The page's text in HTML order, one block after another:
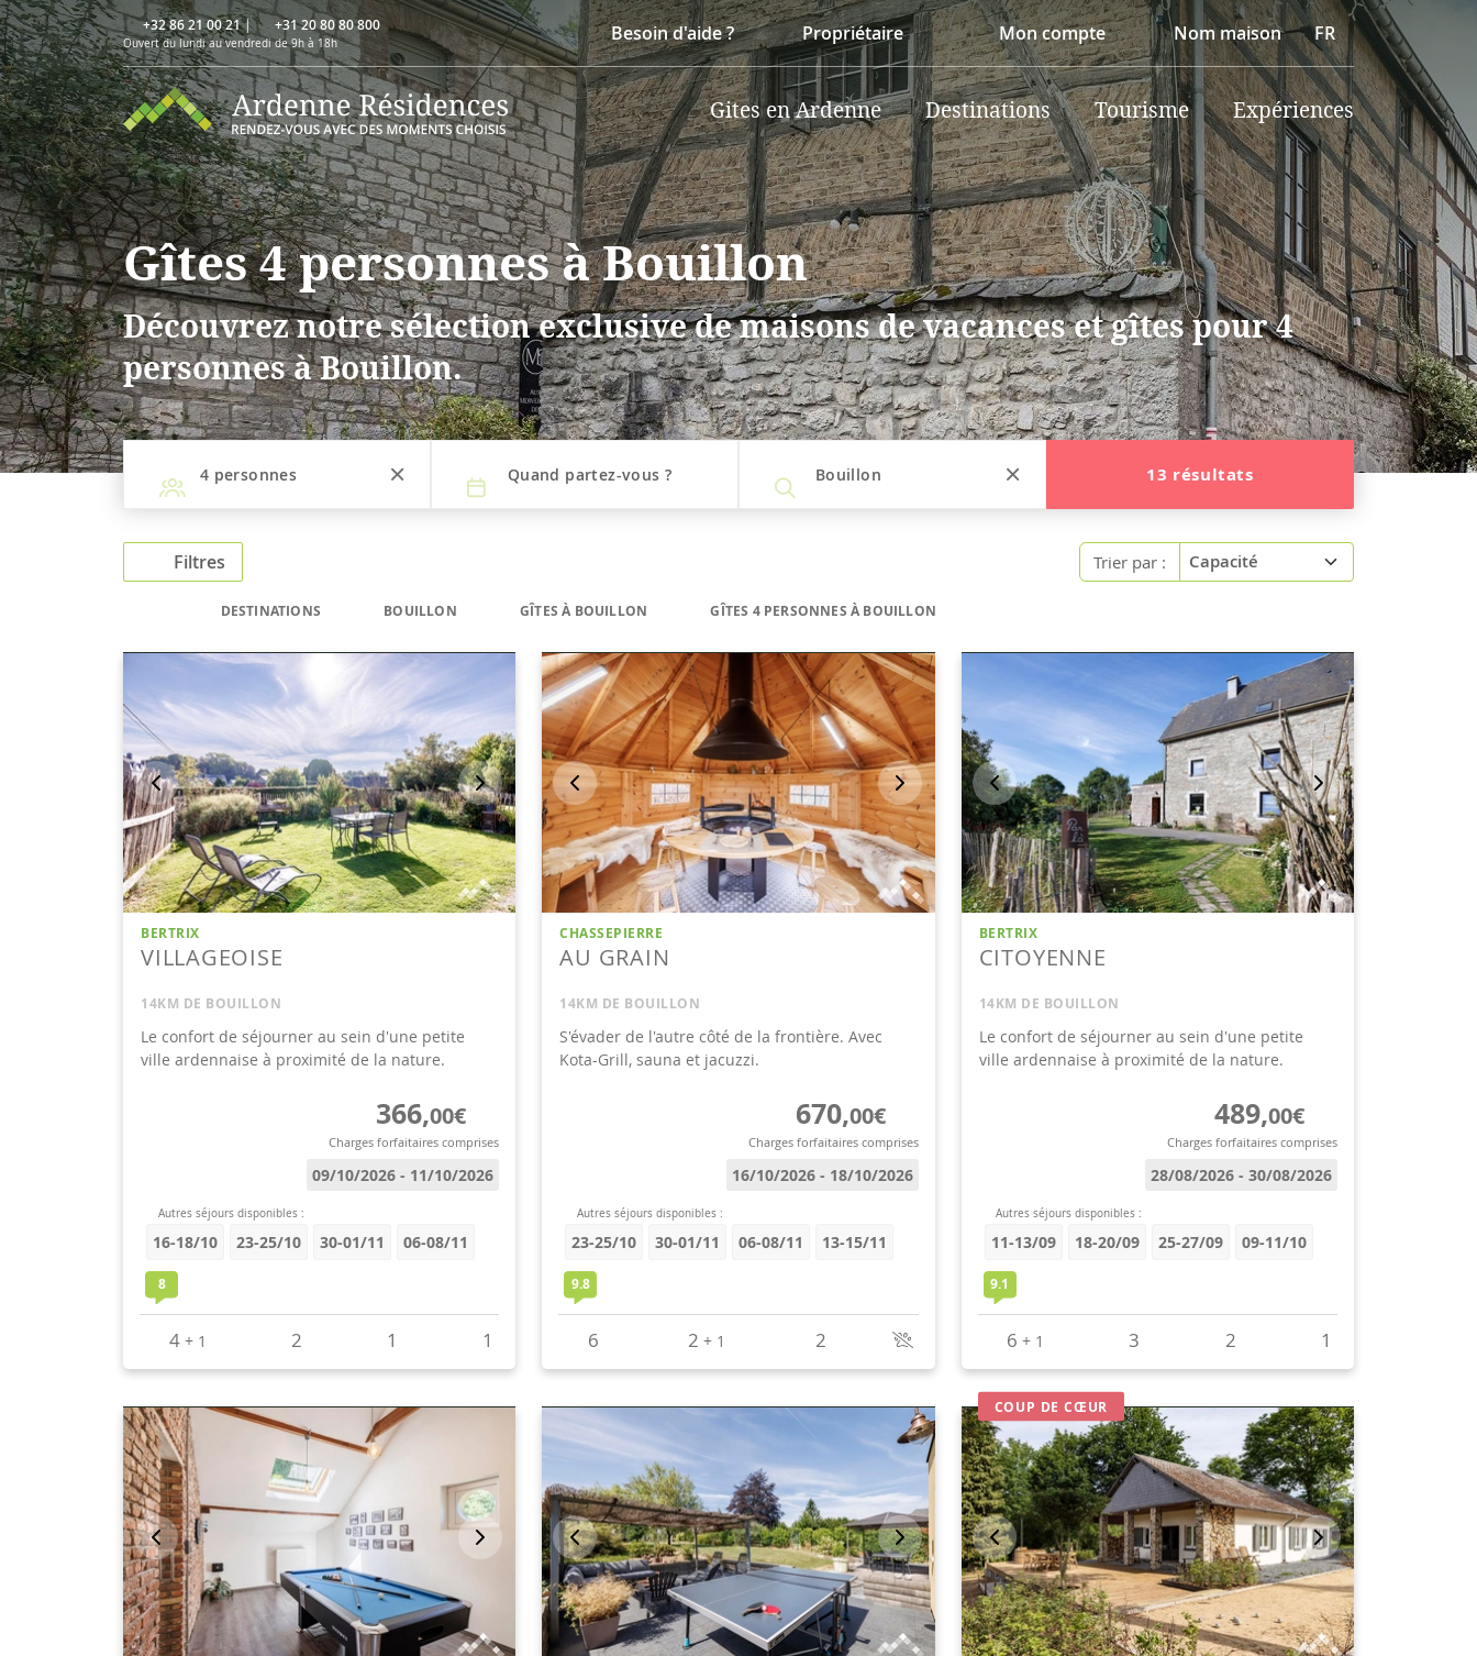
+32 86 21 00 21| +31 20 80 80 800
Ouvert du lundi au vendredi de 9h à 18h Besoin d'aide ? Propriétaire Mon compte Nom maison FR
Gites en Ardenne Destinations Tourisme Expériences
Gîtes 4 personnes à Bouillon
Découvrez notre sélection exclusive de maisons de vacances et gîtes pour 4
personnes à Bouillon.
4 personnes Quand partez-vous ? Bouillon 13 résultats
Filtres Trier par :
DESTINATIONS BOUILLON GÎTES À BOUILLON GÎTES 4 PERSONNES À BOUILLON